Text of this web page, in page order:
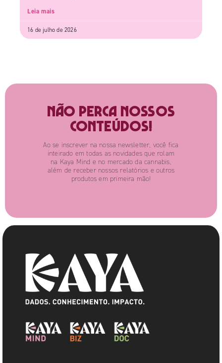
Leia mais
16 de julho de 2026
Não perca nossos
conteúdos!
Ao se inscrever na nossa newsletter, você fica
inteirado em todas as novidades que rolam
na Kaya Mind e no mercado da cannabis,
além de receber nossos relatórios e outros
produtos em primeira mão!